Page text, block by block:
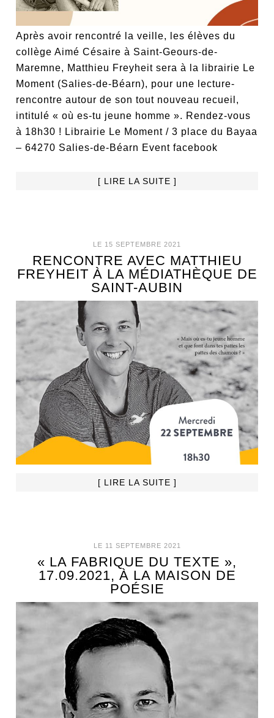
Après avoir rencontré la veille, les élèves du
collège Aimé Césaire à Saint-Geours-de-
Maremne, Matthieu Freyheit sera à la librairie Le
Moment (Salies-de-Béarn), pour une lecture-
rencontre autour de son tout nouveau recueil,
intitulé « où es-tu jeune homme ». Rendez-vous
à 18h30 ! Librairie Le Moment / 3 place du Bayaa
– 64270 Salies-de-Béarn Event facebook
[ LIRE LA SUITE ]
LE 15 SEPTEMBRE 2021
RENCONTRE AVEC MATTHIEU
FREYHEIT À LA MÉDIATHÈQUE DE
SAINT-AUBIN
[ LIRE LA SUITE ]
LE 11 SEPTEMBRE 2021
« LA FABRIQUE DU TEXTE »,
17.09.2021, À LA MAISON DE
POÉSIE